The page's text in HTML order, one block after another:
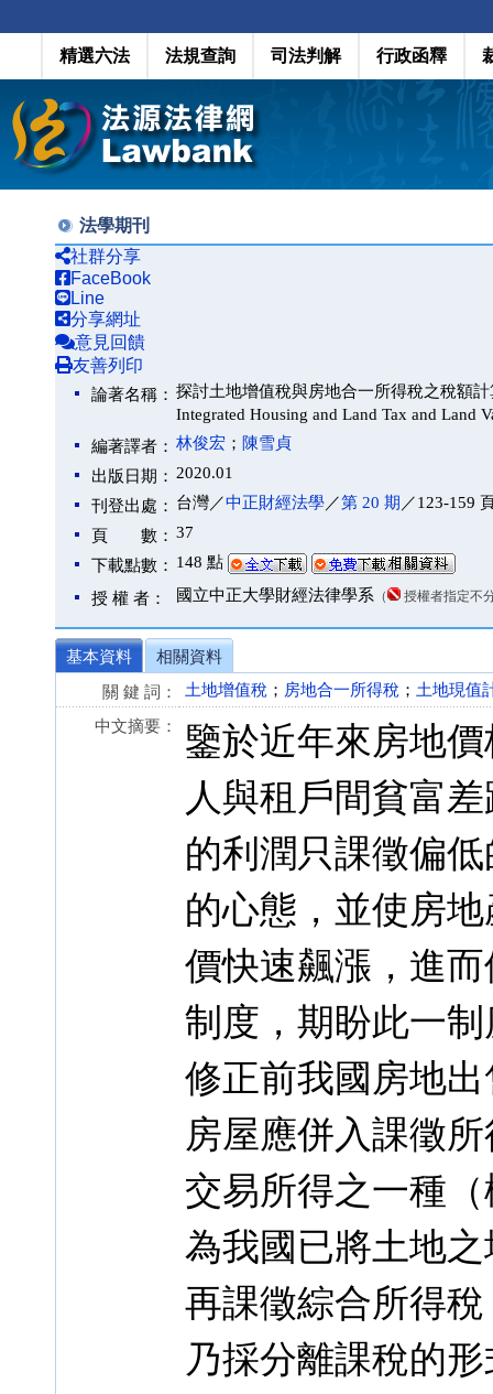
精選六法 法規查詢 司法判解 行政函釋
法學期刊
社群分享
FaceBook
Line
分享網址
意見回饋
友善列印
論著名稱： 探討土地增值稅與房地合一所得稅之稅額計
Integrated Housing and Land Tax and Land
編著譯者： 林俊宏 ； 陳雪貞
出版日期： 2020.01
刊登出處： 台灣／中正財經法學／第 20 期 ／123-159
頁 數： 37
下載點數： 148 點
授 權 者： 國立中正大學財經法律學系 （ 授權者指定不
基本資料
相關資料
關 鍵 詞：
土地增值稅 ； 房地合一所得稅 ； 土地現值
中文摘要：
鑒於近年來房地
人與租戶間貧富
的利潤只課徵偏
的心態，並使房
價快速飆漲，進
制度，期盼此一
修正前我國房地
房屋應併入課徵
交易所得之一種
為我國已將土地
再課徵綜合所得
乃採分離課稅的